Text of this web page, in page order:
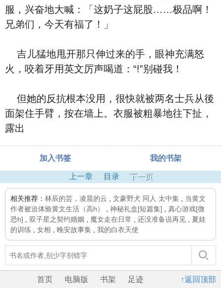
服，兴奋地大喊：「这奶子这屁股……极品啊！
兄弟们，今天有福了！」
吉儿猛地甩开那只伸过来的手，眼神充满怒
火，咬着牙用英文厉声喝道：“!”别碰我！
但她的反抗根本没用，很快就被两名士兵从後
面架住手臂，按在墙上。衣服被粗暴地往下扯，
露出
加入书签 我的书架
上一章 目录 下一页
相关推荐： 林辰的芸，凌晨的云 文豪野犬 同人 太中集
当黄文
作者被迫体验黄文生活（高h）
神秘礼盒[短篇集]
真心游戏[微
恐h]
双子星之契约婚姻 魔女走在日常 还没准备说再见
夏娃
的训练
女相 晚安故事集 我的白衣天使
↑返回顶部
首页 电脑版 书架 足迹